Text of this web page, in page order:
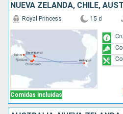
NUEVA ZELANDA, CHILE,
Comidas incluidas
Royal Princess 15 d